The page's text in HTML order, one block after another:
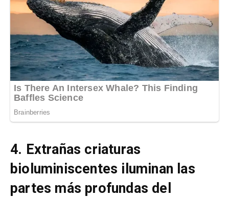
4. Extrañas criaturas
bioluminiscentes iluminan las
partes más profundas del